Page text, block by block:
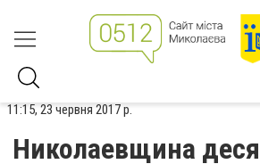
11:15, 23 червня 2017 р.
Николаевщина